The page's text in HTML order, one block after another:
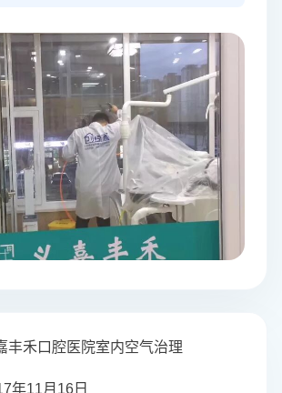
丰禾口腔医院室内空气治理
年11月16日